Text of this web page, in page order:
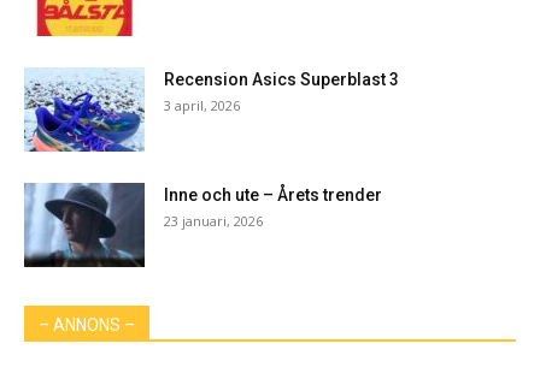
Recension Asics Superblast 3
3 april, 2026
Inne och ute – Årets trender
23 januari, 2026
– ANNONS –